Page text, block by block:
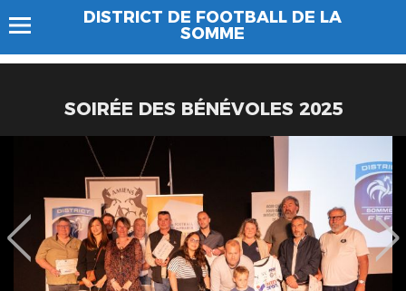
DISTRICT DE FOOTBALL DE LA
SOMME
SOIRÉE DES BÉNÉVOLES 2025